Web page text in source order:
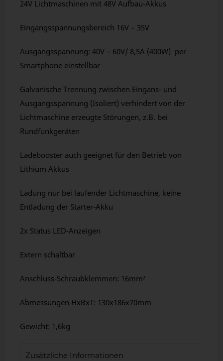
24V Lichtmaschinen mit 48V Aufbau-Akkus
Eingangsspannungsbereich 16V – 35V
Ausgangsspannung: 40V – 60V/ 8,5A (400W) per
Smartphone einstellbar
Galvanische Trennung zwischen Eingans- und
Ausgangsspannung (Isoliert) verhindert von der
Lichtmaschine erzeugte Störungen, z.B. bei
Rundfunkgeräten
Ladebooster auch geeignet für den Betrieb von
Lithium Akkus
Ladung nur bei laufender Lichtmaschine, keine
Entladung der Starter-Akku
2x Status LED-Anzeigen
Extern schaltbar
Anschluss-Schraubklemmen: 16mm²
Abmessungen HxBxT: 130x186x70mm
Gewicht: 1,6kg
Zusätzliche Informationen